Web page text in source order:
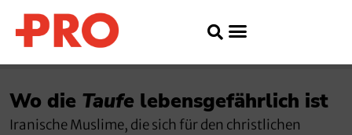
Wo die Taufe lebensgefährlich ist
Iranische Muslime, die sich für den christlichen